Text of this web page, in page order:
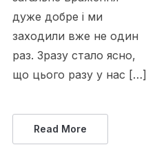
дуже добре і ми
заходили вже не один
раз. Зразу стало ясно,
що цього разу у нас […]
Read More